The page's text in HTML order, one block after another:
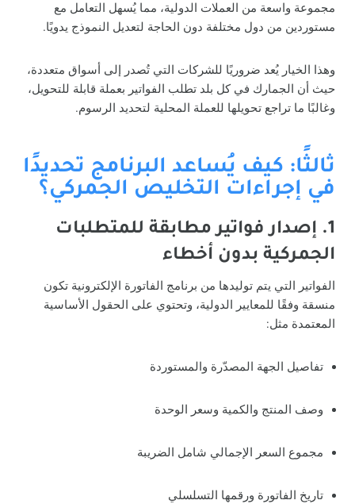
مجموعة واسعة من العملات الدولية، مما يُسهل التعامل مع
مستوردين من دول مختلفة دون الحاجة لتعديل النموذج يدويًا.
وهذا الخيار يُعد ضروريًا للشركات التي تُصدر إلى أسواق متعددة،
حيث أن الجمارك في كل بلد تطلب الفواتير بعملة قابلة للتحويل،
وغالبًا ما تراجع تحويلها للعملة المحلية لتحديد الرسوم.
ثالثًا: كيف يُساعد البرنامج تحديدًا
في إجراءات التخليص الجمركي؟
1. إصدار فواتير مطابقة للمتطلبات
الجمركية بدون أخطاء
الفواتير التي يتم توليدها من برنامج الفاتورة الإلكترونية تكون
منسقة وفقًا للمعايير الدولية، وتحتوي على الحقول الأساسية
المعتمدة مثل:
تفاصيل الجهة المصدّرة والمستوردة
وصف المنتج والكمية وسعر الوحدة
مجموع السعر الإجمالي شامل الضريبة
تاريخ الفاتورة ورقمها التسلسلي